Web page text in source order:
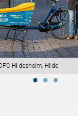
Hildesheim, Hilde